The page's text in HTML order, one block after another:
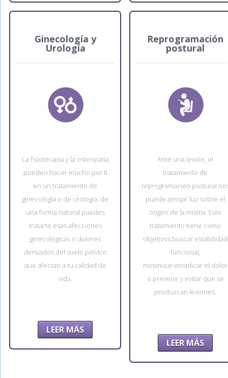
Ginecología y
Urología
La fisioterapia y la osteopatía
pueden hacer mucho por ti
en un tratamiento de
ginecología o de urología, de
una forma natural puedes
tratarte esas afecciones
ginecológicas o dolores
derivados del suelo pélvico
que afectan a tu calidad de
vida.
LEER MÁS
Reprogramación
postural
Ante una lexión, el
tratamiento de
reprogramación postural
puede arrojar luz sobre el
origen de la misma. Este
tratamiento tiene como
objetivos buscar estabilidad
funcional,
minimizar/erradicar el dolor
o prevenir y evitar que se
produzcan lexiones.
LEER MÁS